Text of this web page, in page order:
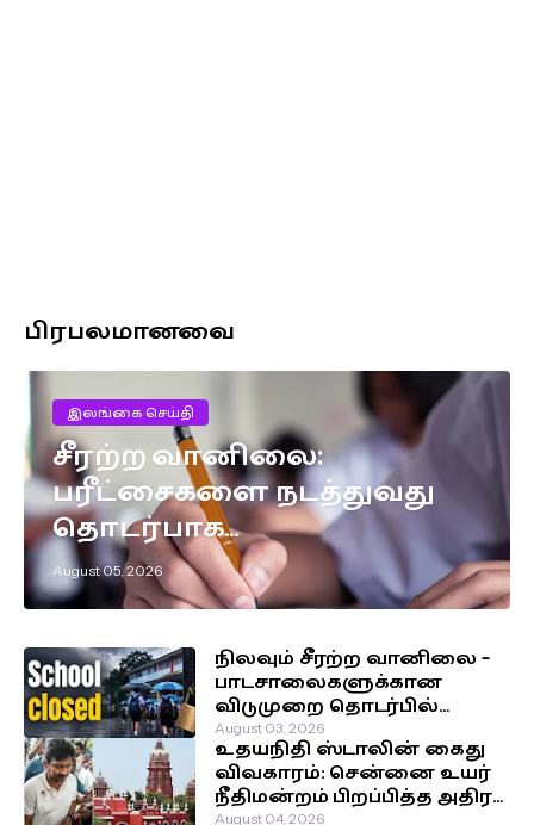
பிரபலமானவை
இலங்கை செய்தி
சீரற்ற வானிலை:
பரீட்சைகளை நடத்துவது
தொடர்பாக
எடுக்கப்பட்டுள்ள முக்கிய
தீர்மானம்!
August 05, 2026
நிலவும் சீரற்ற வானிலை –
பாடசாலைகளுக்கான
விடுமுறை தொடர்பில்
வௌியான தகவல்!
August 03, 2026
உதயநிதி ஸ்டாலின் கைது
விவகாரம்: சென்னை உயர்
நீதிமன்றம் பிறப்பித்த அதிரடி
August 04, 2026